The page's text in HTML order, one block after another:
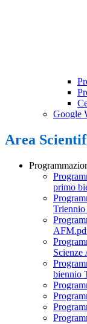
Google
Area
primo
Scienze
biennio